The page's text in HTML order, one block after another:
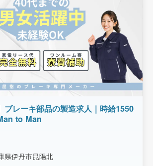
ブレーキ部品の製造求人｜時給1550
to Man
県伊丹市昆陽北